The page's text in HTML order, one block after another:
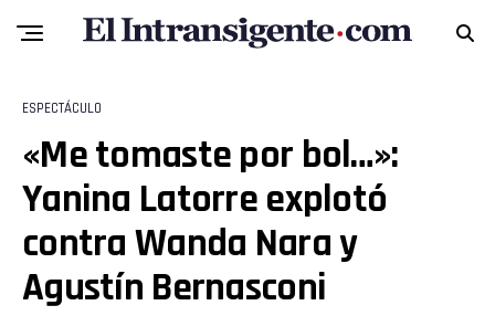
ESPECTÁCULO
«Me tomaste por bol…»:
Yanina Latorre explotó
contra Wanda Nara y
Agustín Bernasconi